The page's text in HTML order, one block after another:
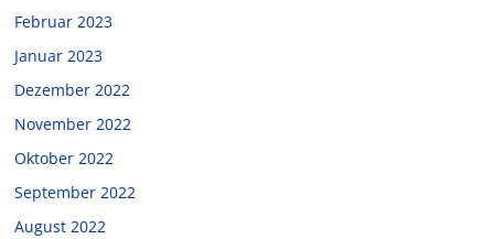
Februar 2023
Januar 2023
Dezember 2022
November 2022
Oktober 2022
September 2022
August 2022